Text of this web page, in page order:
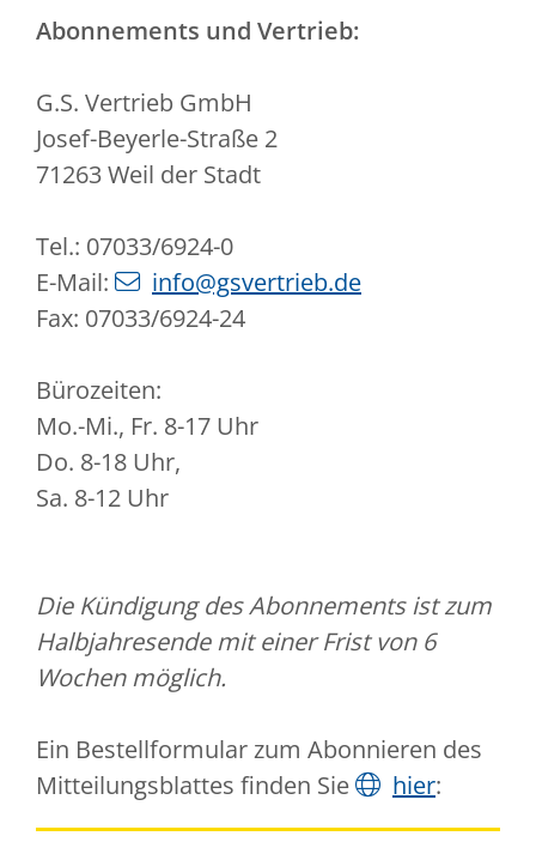
Abonnements und Vertrieb:
G.S. Vertrieb GmbH
Josef-Beyerle-Straße 2
71263 Weil der Stadt
Tel.: 07033/6924-0
E-Mail:
info@gsvertrieb.de
Fax: 07033/6924-24
Bürozeiten:
Mo.-Mi., Fr. 8-17 Uhr
Do. 8-18 Uhr,
Sa. 8-12 Uhr
Die Kündigung des Abonnements ist zum
Halbjahresende mit einer Frist von 6
Wochen möglich.
Ein Bestellformular zum Abonnieren des
Mitteilungsblattes finden Sie
hier: